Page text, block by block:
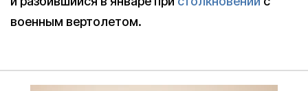
военным вертолетом.